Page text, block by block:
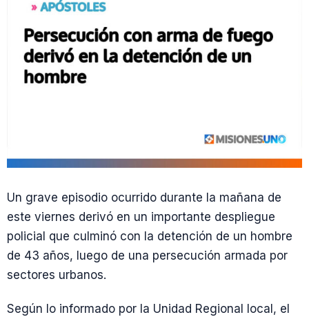
Un grave episodio ocurrido durante la mañana de
este viernes derivó en un importante despliegue
policial que culminó con la detención de un hombre
de 43 años, luego de una persecución armada por
sectores urbanos.
Según lo informado por la Unidad Regional local, el